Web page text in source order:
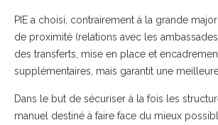
PIE a choisi, contrairement à la grande
de proximité (relations avec les
des transferts, mise en place et
supplémentaires, mais garantit une
Dans le but de sécuriser à la fois les
manuel destiné à faire face du mieux